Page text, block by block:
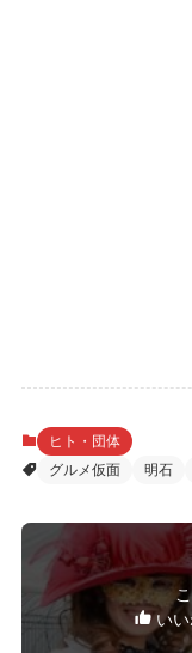
ヒト・団体
グルメ仮面
明石
いい